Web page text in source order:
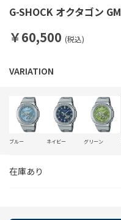
G-SHOCK オクタゴン
￥60,500 (税込)
在庫あり
ブルー ネイビー グリーン